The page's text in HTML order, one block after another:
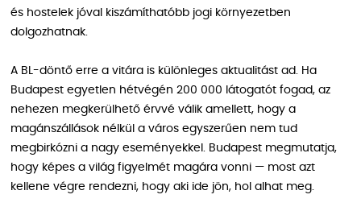
és hostelek jóval kiszámíthatóbb jogi környezetben
dolgozhatnak.
A BL-döntő erre a vitára is különleges aktualitást ad. Ha
Budapest egyetlen hétvégén 200 000 látogatót fogad, az
nehezen megkerülhető érvvé válik amellett, hogy a
magánszállások nélkül a város egyszerűen nem tud
megbirkózni a nagy eseményekkel. Budapest megmutatja,
hogy képes a világ figyelmét magára vonni — most azt
kellene végre rendezni, hogy aki ide jön, hol alhat meg.